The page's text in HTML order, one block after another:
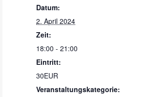
Datum:
2. April 2024
Zeit:
18:00 - 21:00
Eintritt:
30EUR
Veranstaltungskategorie: